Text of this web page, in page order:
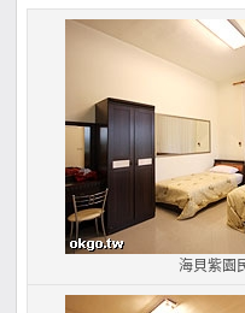
海貝紫園